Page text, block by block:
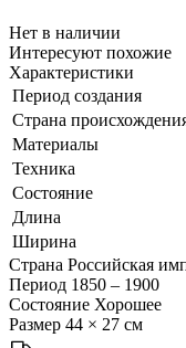
Нет в наличии
Интересуют похожие
Характеристики
Период создания
Страна
Материалы
Техника
Состояние
Длина
Ширина
Страна Российская
Период 1850 – 1900
Состояние Хорошее
Размер 44 × 27 см